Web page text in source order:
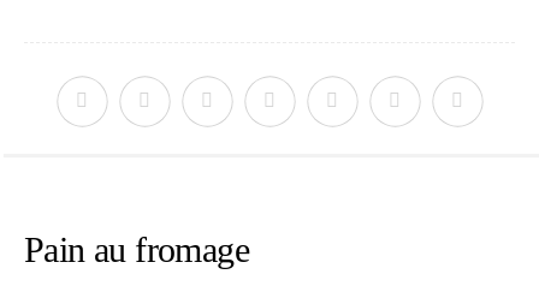
Pain au fromage